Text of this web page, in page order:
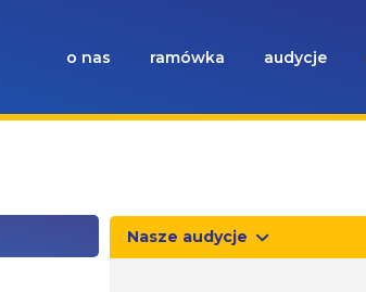
o nas ramówka audycje
Nasze audycje